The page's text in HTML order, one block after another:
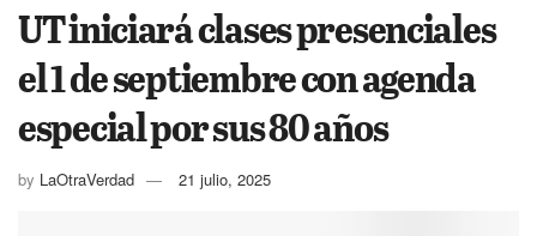
UT iniciará clases presenciales
el 1 de septiembre con agenda
especial por sus 80 años
by LaOtraVerdad 21 julio, 2025